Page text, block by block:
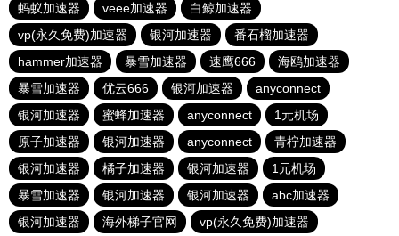
蚂蚁加速器
veee加速器
白鲸加速器
vp(永久免费)加速器
银河加速器
番石榴加速器
hammer加速器
暴雪加速器 速鹰666
海鸥加速器
暴雪加速器
优云666 银河加速器
anyconnect
银河加速器
蜜蜂加速器 anyconnect
1元机场
原子加速器
银河加速器 anyconnect
青柠加速器
银河加速器
橘子加速器 银河加速器
1元机场
暴雪加速器
银河加速器 银河加速器
abc加速器
银河加速器
海外梯子官网 vp(永久免费)加速器